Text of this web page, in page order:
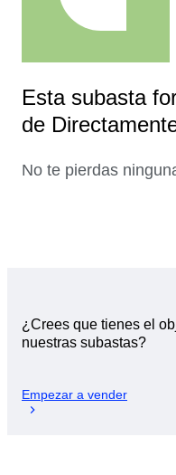
Esta subasta
de
No te pierdas
¿Crees que tienes el
nuestras subastas?
Empezar a vender